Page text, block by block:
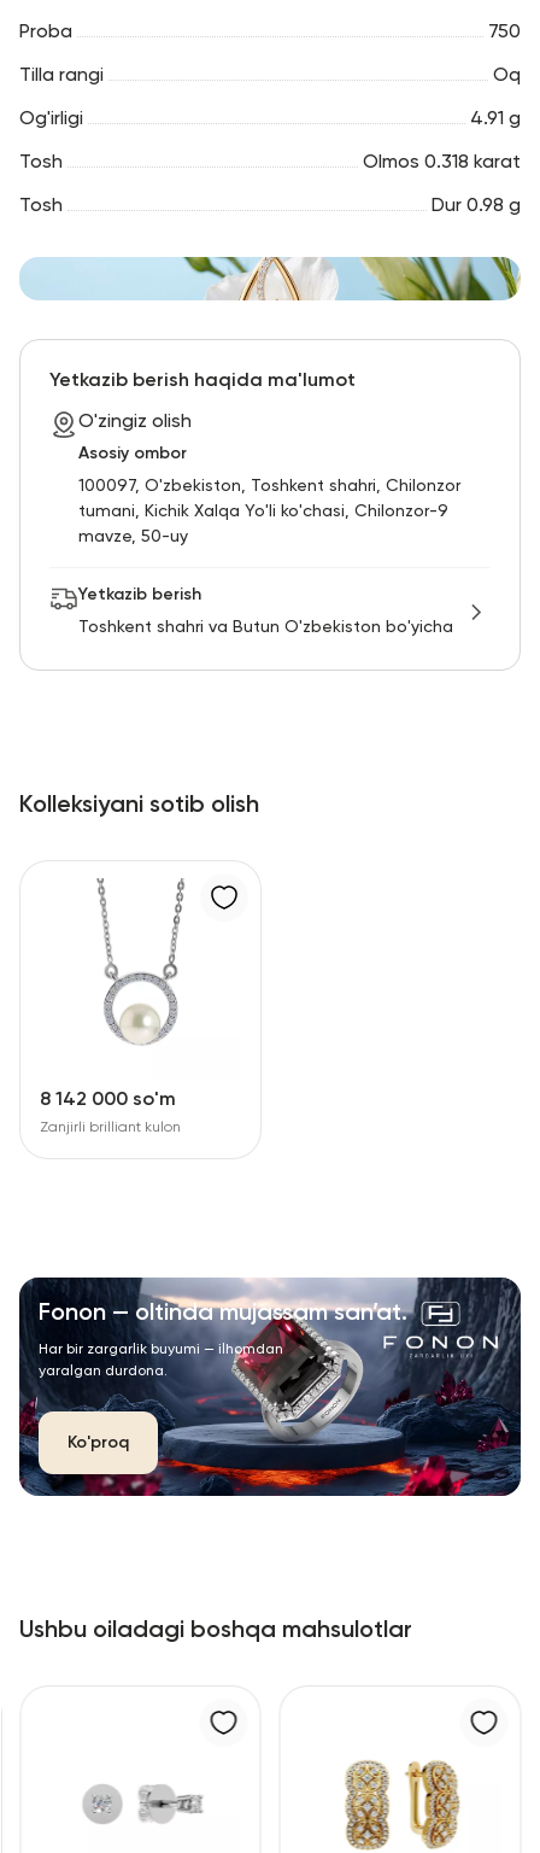
Proba 750
Tilla rangi Oq
Og'irligi 4.91 g
Tosh Olmos 0.318 karat
Tosh Dur 0.98 g
Yetkazib berish haqida ma'lumot
O'zingiz olish
Asosiy ombor
100097, O'zbekiston, Toshkent shahri, Chilonzor
tumani, Kichik Xalqa Yo'li ko'chasi, Chilonzor-9
mavze, 50-uy
Yetkazib berish
Toshkent shahri va Butun O'zbekiston bo'yicha
Kolleksiyani sotib olish
8 142 000 so'm
Zanjirli brilliant kulon
Fonon — oltinda mujassam san’at.
Har bir zargarlik buyumi — ilhomdan
yaralgan durdona.
Ko'proq
Ushbu oiladagi boshqa mahsulotlar